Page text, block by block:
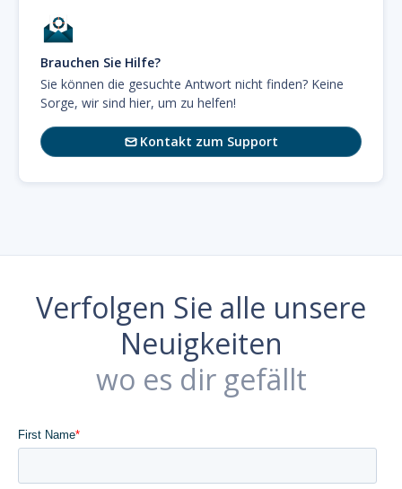
Brauchen Sie Hilfe?
Sie können die gesuchte Antwort nicht finden? Keine
Sorge, wir sind hier, um zu helfen!
Kontakt zum Support
Verfolgen Sie alle unsere
Neuigkeiten
wo es dir gefällt